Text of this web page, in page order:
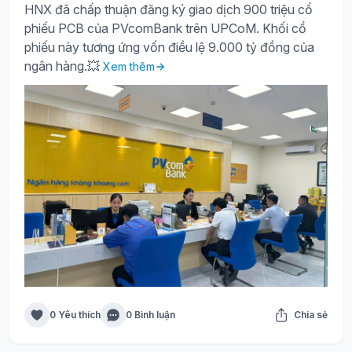
HNX đã chấp thuận đăng ký giao dịch 900 triệu cổ
phiếu PCB của PVcomBank trên UPCoM. Khối cổ
phiếu này tương ứng vốn điều lệ 9.000 tỷ đồng của
ngân hàng.💥 Xem thêm
0 Yêu thích 0 Bình luận Chia sẻ